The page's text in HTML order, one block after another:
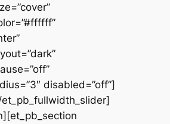
disabled=”off”]